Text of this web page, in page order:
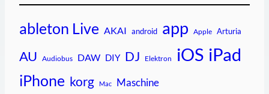
ableton Live AKAI android app Apple Arturia
AU Audiobus DAW DIY DJ Elektron iOS iPad
iPhone korg Mac Maschine